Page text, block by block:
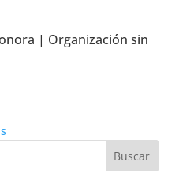
| Organización sin